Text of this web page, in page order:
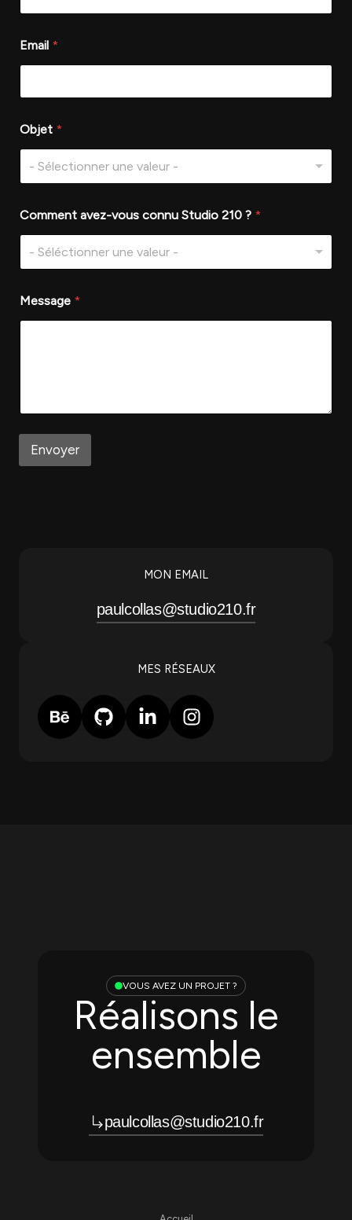
Email *
Objet *
- Sélectionner une valeur -
O
b
M
e
s
Comment avez-vous connu Studio 210 ? *
- Séléctionner une valeur -
Message *
Envoyer
MON EMAIL
paulcollas@studio210.fr
MES RÉSEAUX
VOUS AVEZ UN PROJET ?
Réalisons le
ensemble
paulcollas@studio210.fr